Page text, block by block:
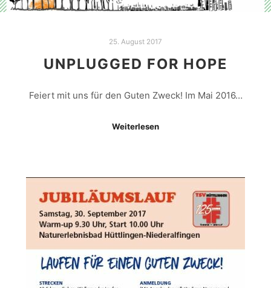
25. August 2017
UNPLUGGED FOR HOPE
Feiert mit uns für den Guten Zweck! Im Mai 2016…
Weiterlesen